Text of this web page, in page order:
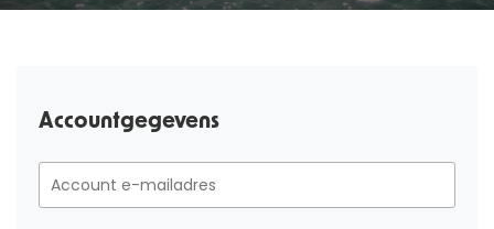
Accountgegevens